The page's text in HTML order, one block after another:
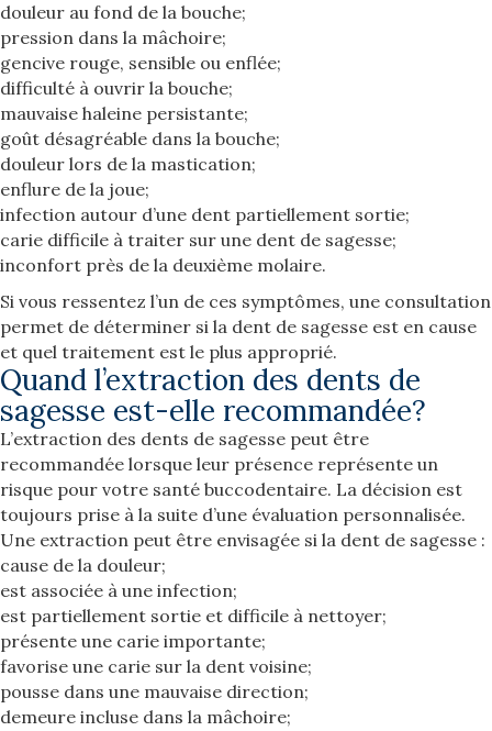
douleur au fond de la bouche;
pression dans la mâchoire;
gencive rouge, sensible ou enflée;
difficulté à ouvrir la bouche;
mauvaise haleine persistante;
goût désagréable dans la bouche;
douleur lors de la mastication;
enflure de la joue;
infection autour d’une dent partiellement sortie;
carie difficile à traiter sur une dent de sagesse;
inconfort près de la deuxième molaire.
Si vous ressentez l’un de ces symptômes, une consultation
permet de déterminer si la dent de sagesse est en cause
et quel traitement est le plus approprié.
Quand l’extraction des dents de
sagesse est-elle recommandée?
L’extraction des dents de sagesse peut être
recommandée lorsque leur présence représente un
risque pour votre santé buccodentaire. La décision est
toujours prise à la suite d’une évaluation personnalisée.
Une extraction peut être envisagée si la dent de sagesse :
cause de la douleur;
est associée à une infection;
est partiellement sortie et difficile à nettoyer;
présente une carie importante;
favorise une carie sur la dent voisine;
pousse dans une mauvaise direction;
demeure incluse dans la mâchoire;